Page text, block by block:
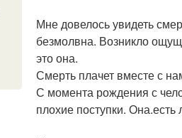
Мне довелось увидеть
безмолвна. Возникло
это она.
Смерть плачет вместе с
С момента рождения с
плохие поступки. Она.есть